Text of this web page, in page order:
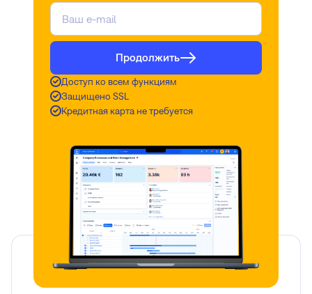
Продолжить
Доступ ко всем функциям
Защищено SSL
Кредитная карта не требуется